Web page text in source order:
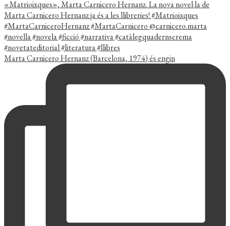
Marta Carnicero Hernanz (Barcelona, 1974) és engin